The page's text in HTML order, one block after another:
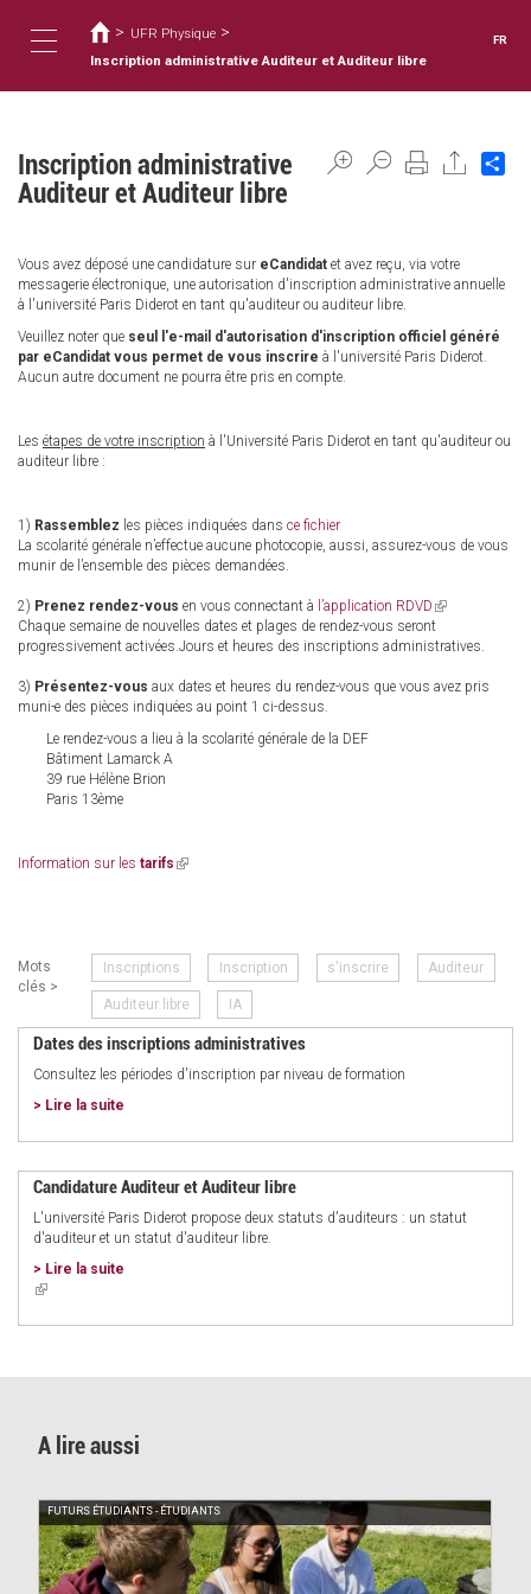
contenu
Toggle
navigation
êtes
ici
> UFR Physique >
Inscription administrative Auditeur et Auditeur libre
FR
Inscription administrative
Auditeur et Auditeur libre
Vous avez déposé une candidature sur eCandidat et avez reçu, via votre
messagerie électronique, une autorisation d'inscription administrative annuelle
à l'université Paris Diderot en tant qu'auditeur ou auditeur libre.
Veuillez noter que seul l'e-mail d'autorisation d'inscription officiel généré
par eCandidat vous permet de vous inscrire à l'université Paris Diderot.
Aucun autre document ne pourra être pris en compte.
Les étapes de votre inscription à l'Université Paris Diderot en tant qu'auditeur ou
auditeur libre :
1) Rassemblez les pièces indiquées dans ce fichier
La scolarité générale n’effectue aucune photocopie, aussi, assurez-vous de vous
munir de l’ensemble des pièces demandées.
2) Prenez rendez-vous en vous connectant à l’application RDVD (link
is
external)
Chaque semaine de nouvelles dates et plages de rendez-vous seront
progressivement activées.Jours et heures des inscriptions administratives.
3) Présentez-vous aux dates et heures du rendez-vous que vous avez pris
muni-e des pièces indiquées au point 1 ci-dessus.
Le rendez-vous a lieu à la scolarité générale de la DEF
Bâtiment Lamarck A
39 rue Hélène Brion
Paris 13ème
Information sur les tarifs (link
Mots
clés >
Inscriptions Inscription s'inscrire Auditeur
Auditeur libre IA
Dates des inscriptions administratives
Consultez les périodes d'inscription par niveau de formation
> Lire la suite
Candidature Auditeur et Auditeur libre
L'université Paris Diderot propose deux statuts d'auditeurs : un statut
d'auditeur et un statut d'auditeur libre.
> Lire la suite
(link
external)
A lire aussi
FUTURS ÉTUDIANTS - ÉTUDIANTS